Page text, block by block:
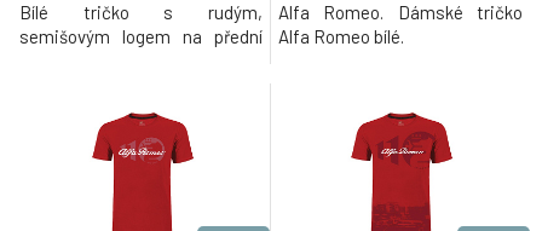
Bílé tričko s rudým,
semišovým logem na přední
Alfa Romeo. Dámské tričko
Alfa Romeo bílé.